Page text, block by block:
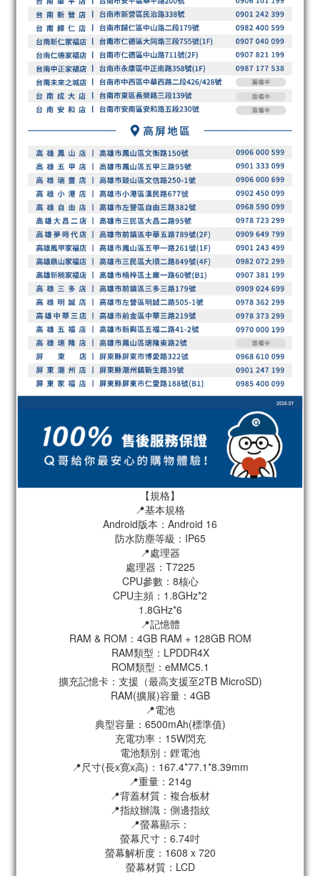
【規格】
📍基本規格
Android版本：Android 16
防水防塵等級：IP65
📍處理器
處理器：T7225
CPU參數：8核心
CPU主頻：1.8GHz*2
1.8GHz*6
📍記憶體
RAM & ROM：4GB RAM + 128GB ROM
RAM類型：LPDDR4X
ROM類型：eMMC5.1
擴充記憶卡：支援（最高支援至2TB MicroSD)
RAM(擴展)容量：4GB
📍電池
典型容量：6500mAh(標準值)
充電功率：15W閃充
電池類別：鋰電池
📍尺寸(長x寛x高)：167.4*77.1*8.39mm
📍重量：214g
📍背蓋材質：複合板材
📍指紋辦識：側邊指紋
📍螢幕顯示：
螢幕尺寸：6.74吋
螢幕解析度：1608 x 720
螢幕材質：LCD